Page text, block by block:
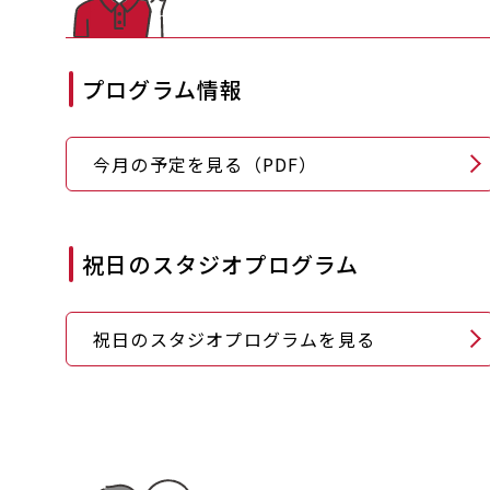
プログラム情報
今月の予定を見る（PDF）
祝日のスタジオプログラム
祝日のスタジオプログラムを見る